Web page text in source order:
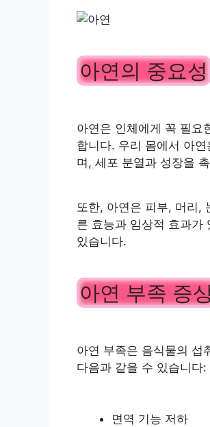
아연의 중요성
아연은 인체에게 꼭 필요
합니다. 우리 몸에서 아
며, 세포 분열과 성장을
또한, 아연은 피부, 머리,
른 효능과 임상적 효과가
있습니다.
아연 부족 증
아연 부족은 음식물의 섭
다음과 같을 수 있습니다:
면역 기능 저하